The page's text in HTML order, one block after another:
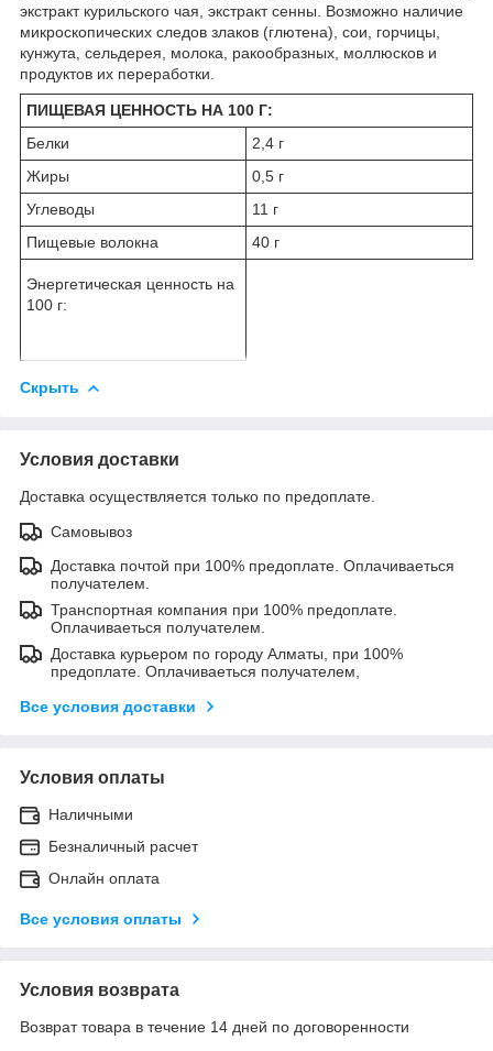
экстракт курильского чая, экстракт сенны. Возможно наличие
микроскопических следов злаков (глютена), сои, горчицы,
кунжута, сельдерея, молока, ракообразных, моллюсков и
продуктов их переработки.
ПИЩЕВАЯ ЦЕННОСТЬ НА 100 Г:
Белки
2,4 г
Жиры
0,5 г
Углеводы
11 г
Пищевые волокна
40 г
Энергетическая ценность на
100 г:
Скрыть
Условия доставки
Доставка осуществляется только по предоплате.
Самовывоз
Доставка почтой при 100% предоплате. Оплачиваеться
получателем.
Транспортная компания при 100% предоплате.
Оплачиваеться получателем.
Доставка курьером по городу Алматы, при 100%
предоплате. Оплачиваеться получателем,
Все условия доставки
Условия оплаты
Наличными
Безналичный расчет
Онлайн оплата
Все условия оплаты
Условия возврата
Возврат товара в течение 14 дней по договоренности